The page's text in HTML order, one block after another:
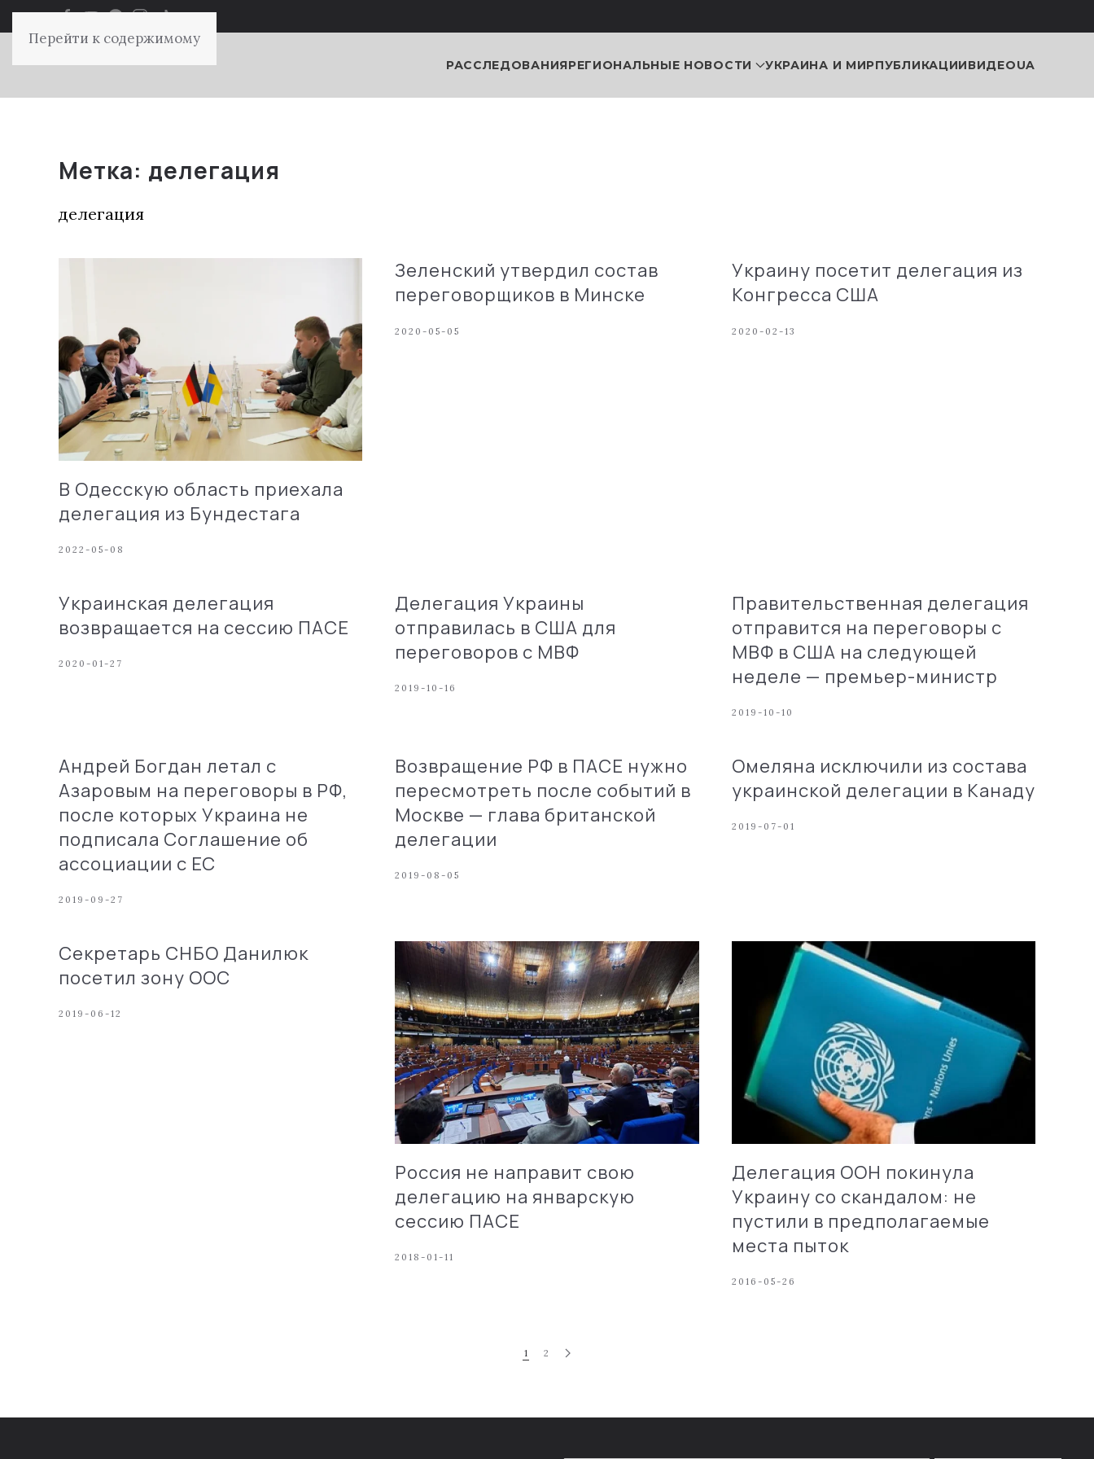
Перейти к содержимому
РАССЛЕДОВАНИЯРЕГИОНАЛЬНЫЕ НОВОСТИ УКРАИНА И МИРПУБЛИКАЦИИВИДЕОUA
Метка: делегация
делегация
В Одесскую область приехала
делегация из Бундестага
2022-05-08
Зеленский утвердил состав
переговорщиков в Минске
2020-05-05
Украину посетит делегация из
Конгресса США
2020-02-13
Украинская делегация
возвращается на сессию ПАСЕ
2020-01-27
Делегация Украины
отправилась в США для
переговоров с МВФ
2019-10-16
Правительственная делегация
отправится на переговоры с
МВФ в США на следующей
неделе — премьер-министр
2019-10-10
Андрей Богдан летал с
Азаровым на переговоры в РФ,
после которых Украина не
подписала Соглашение об
ассоциации с ЕС
2019-09-27
Возвращение РФ в ПАСЕ нужно
пересмотреть после событий в
Москве — глава британской
делегации
2019-08-05
Омеляна исключили из состава
украинской делегации в Канаду
2019-07-01
Секретарь СНБО Данилюк
посетил зону ООС
2019-06-12
Россия не направит свою
делегацию на январскую
сессию ПАСЕ
2018-01-11
Делегация ООН покинула
Украину со скандалом: не
пустили в предполагаемые
места пыток
2016-05-26
1 2